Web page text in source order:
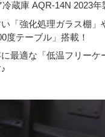
蔵庫 AQR-14N 2023年
い「強化処理ガラス棚」
度テーブル」搭載！
に最適な「低温フリーケ